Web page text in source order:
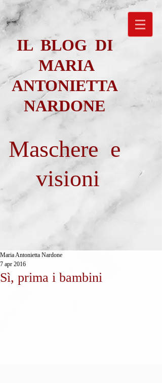
IL BLOG DI
MARIA
ANTONIETTA
NARDONE
Maschere e
visioni
Sì, prima i bambini
Maria Antonietta Nardone
7 apr 2016